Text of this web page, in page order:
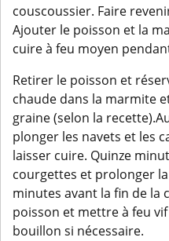
couscoussier. Faire
Ajouter le poisson et la
cuire à feu moyen
Retirer le poisson et
chaude dans la marmite
graine (selon la
plonger les navets et les
laisser cuire. Quinze
courgettes et prolonger
minutes avant la fin de la
poisson et mettre à feu
bouillon si nécessaire.